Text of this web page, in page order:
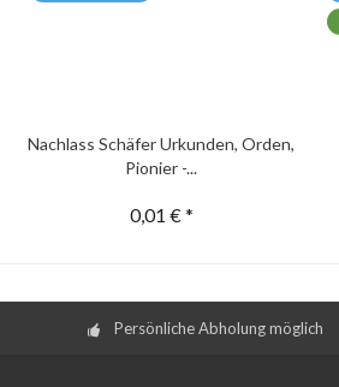
Nachlass Schäfer Urkunden, Orden,
Pionier -...
0,01 € *
Persönliche Abholung möglich